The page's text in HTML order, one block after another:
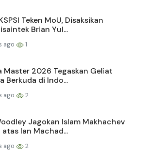
Teken MoU, Disaksikan
Brian Yul...
ago 1
Master 2026 Tegaskan Geliat
Berkuda di Indo...
ago 2
Jagokan Islam Makhachev
Ian Machad...
ago 2